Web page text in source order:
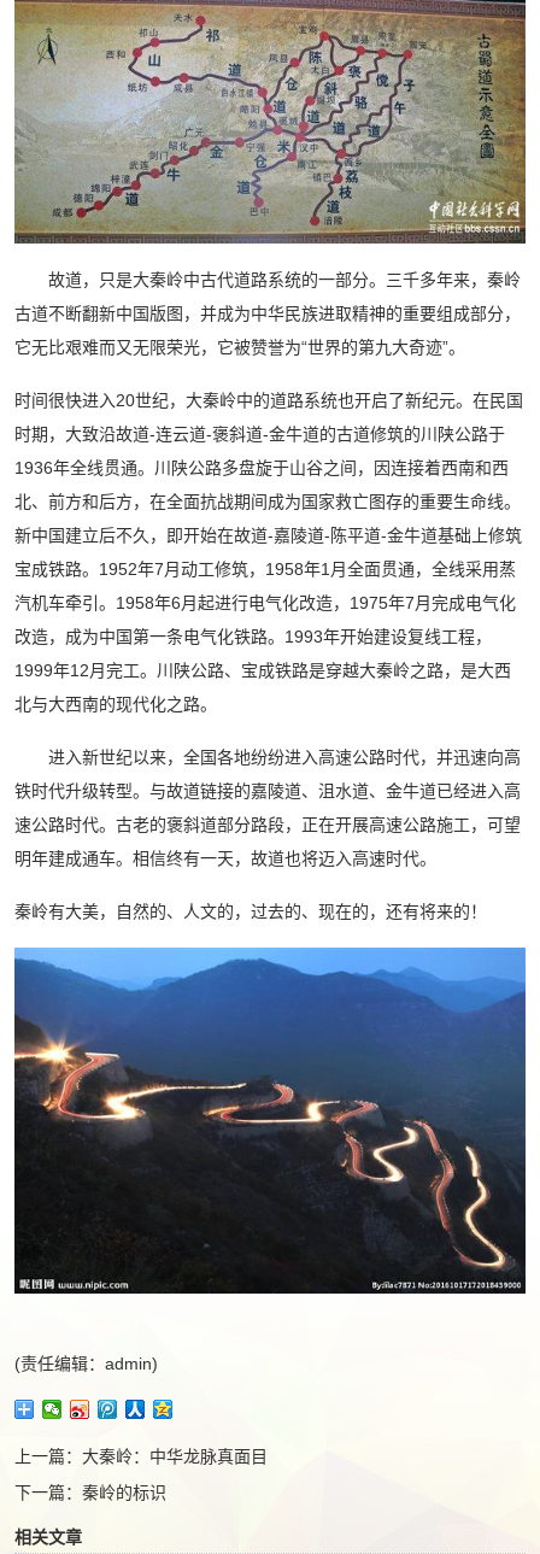
故道，只是大秦岭中古代道路系统的一部分。三千多年来，秦岭
古道不断翻新中国版图，并成为中华民族进取精神的重要组成部分，
它无比艰难而又无限荣光，它被赞誉为“世界的第九大奇迹”。
时间很快进入20世纪，大秦岭中的道路系统也开启了新纪元。在民国
时期，大致沿故道-连云道-褒斜道-金牛道的古道修筑的川陕公路于
1936年全线贯通。川陕公路多盘旋于山谷之间，因连接着西南和西
北、前方和后方，在全面抗战期间成为国家救亡图存的重要生命线。
新中国建立后不久，即开始在故道-嘉陵道-陈平道-金牛道基础上修筑
宝成铁路。1952年7月动工修筑，1958年1月全面贯通，全线采用蒸
汽机车牵引。1958年6月起进行电气化改造，1975年7月完成电气化
改造，成为中国第一条电气化铁路。1993年开始建设复线工程，
1999年12月完工。川陕公路、宝成铁路是穿越大秦岭之路，是大西
北与大西南的现代化之路。
进入新世纪以来，全国各地纷纷进入高速公路时代，并迅速向高
铁时代升级转型。与故道链接的嘉陵道、沮水道、金牛道已经进入高
速公路时代。古老的褒斜道部分路段，正在开展高速公路施工，可望
明年建成通车。相信终有一天，故道也将迈入高速时代。
秦岭有大美，自然的、人文的，过去的、现在的，还有将来的！
(责任编辑：admin)
上一篇： 大秦岭：中华龙脉真面目
下一篇： 秦岭的标识
相关文章